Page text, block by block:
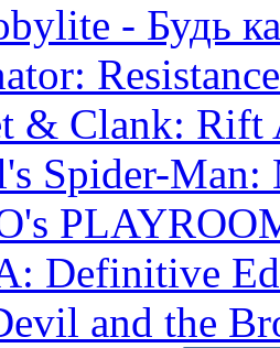
- Будь
& Clank: Rift
Spider-Man:
Definitive
and the